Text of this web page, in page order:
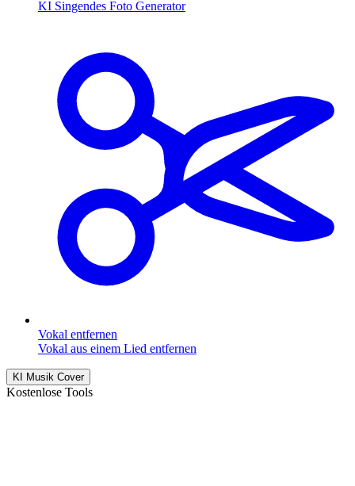
KI Singendes Foto Generator
Vokal entfernen
Vokal aus einem Lied entfernen
KI Musik Cover
Kostenlose Tools